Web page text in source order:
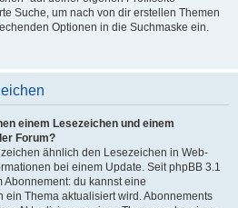
Suche, um nach von dir erstellen Themen
Optionen in die Suchmaske ein.
einem Lesezeichen und einem
Forum?
ähnlich den Lesezeichen in Web-
bei einem Update. Seit phpBB 3.1
du kannst eine
ein Thema aktualisiert wird. Abonnements